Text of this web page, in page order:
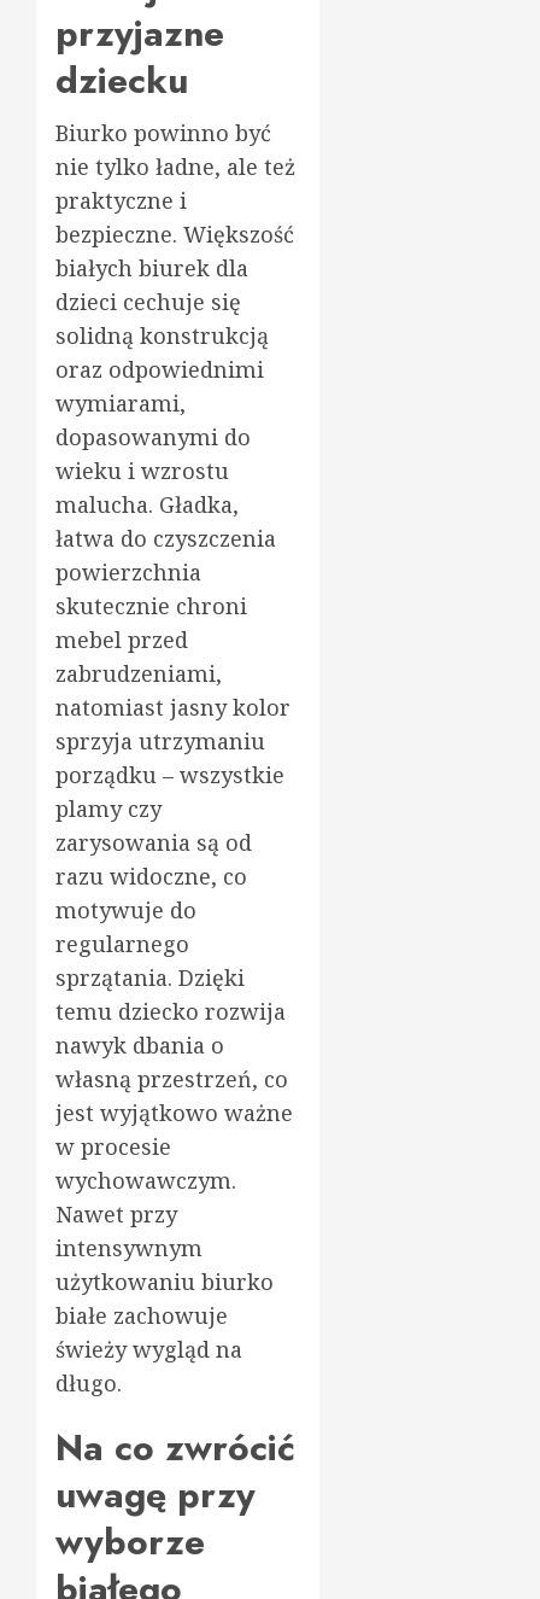
przyjazne
dziecku
Biurko powinno być
nie tylko ładne, ale też
praktyczne i
bezpieczne. Większość
białych biurek dla
dzieci cechuje się
solidną konstrukcją
oraz odpowiednimi
wymiarami,
dopasowanymi do
wieku i wzrostu
malucha. Gładka,
łatwa do czyszczenia
powierzchnia
skutecznie chroni
mebel przed
zabrudzeniami,
natomiast jasny kolor
sprzyja utrzymaniu
porządku – wszystkie
plamy czy
zarysowania są od
razu widoczne, co
motywuje do
regularnego
sprzątania. Dzięki
temu dziecko rozwija
nawyk dbania o
własną przestrzeń, co
jest wyjątkowo ważne
w procesie
wychowawczym.
Nawet przy
intensywnym
użytkowaniu biurko
białe zachowuje
świeży wygląd na
długo.
Na co zwrócić
uwagę przy
wyborze
białego